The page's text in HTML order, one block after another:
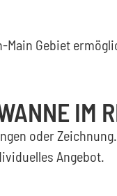
Gebiet
IM
oder Zeichnung.
Angebot.